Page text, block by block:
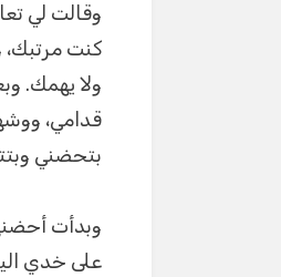
وقالت لي
كنت
ولا يهمك.
قدامي،
بتحضني
وبدأت
على خدي